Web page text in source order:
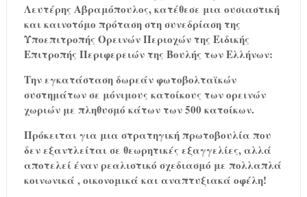
Λευτέρης Αβραμόπουλος, κατέθεσε μια ουσιαστική
και καινοτόμο πρόταση στη συνεδρίαση της
Υποεπιτροπής Ορεινών Περιοχών της Ειδικής
Επιτροπής Περιφερειών της Βουλής των Ελλήνων:
Την εγκατάσταση δωρεάν φωτοβολταϊκών
συστημάτων σε μόνιμους κατοίκους των ορεινών
χωριών με πληθυσμό κάτων των 500 κατοίκων.
Πρόκειται για μια στρατηγική πρωτοβουλία που
δεν εξαντλείται σε θεωρητικές εξαγγελίες, αλλά
αποτελεί έναν ρεαλιστικό σχεδιασμό με πολλαπλά
κοινωνικά , οικονομικά και αναπτυξιακά οφέλη!